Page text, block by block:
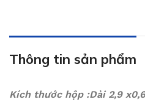
Thông tin sản phẩm
Kích thước hộp :Dài 2,9